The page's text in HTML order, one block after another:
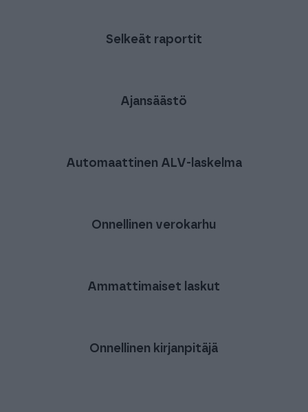
Selkeät raportit
Ajansäästö
Automaattinen ALV-laskelma
Onnellinen verokarhu
Ammattimaiset laskut
Onnellinen kirjanpitäjä